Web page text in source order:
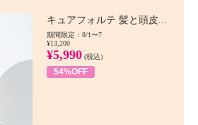
キュアフォルテ 髪と頭皮...
期間限定：8/1〜7
¥13,200
¥5,990 (税込)
54%OFF